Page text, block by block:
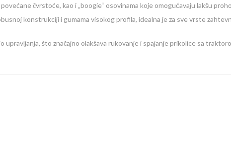
čvrstoće, kao i „boogie“ osovinama koje omogućavaju lakšu
konstrukciji i gumama visokog profila, idealna je za sve vrste
što značajno olakšava rukovanje i spajanje prikolice sa